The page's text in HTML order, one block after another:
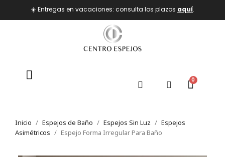
☀️ Entregas en vacaciones: consulta los plazos aquí.
Inicio Espejos de Baño Espejos Sin Luz
Espejos
Asimétricos
Espejo Forma Irregular Para Baño